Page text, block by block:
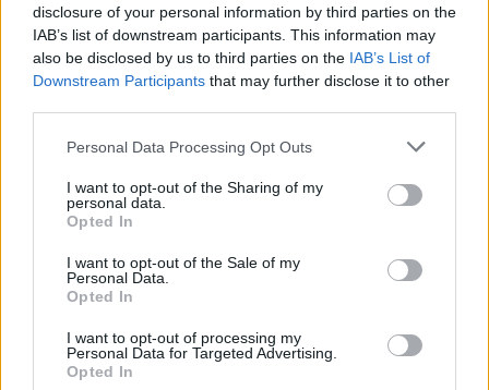
disclosure of your personal information by third parties on the
IAB’s list of downstream participants. This information may
also be disclosed by us to third parties on the IAB’s List of
Downstream Participants that may further disclose it to other
Please note that this website/app uses one or more Google
not limited to your visit or usage behaviour. You may click to
grant or deny consent to Google and its third-party tags to
use your data for below specified purposes in below Google
consent section.
Personal Data Processing Opt Outs
I want to opt-out of the Sharing of my
personal data.
Opted In
I want to opt-out of the Sale of my
Personal Data.
Opted In
I want to opt-out of processing my
Personal Data for Targeted Advertising.
Opted In
WhatsappRedditShare
via
Email
ELŐZŐ POSZT
A hősies nagyi megsebesült, miután puszta
két kisgyermekes unokáját